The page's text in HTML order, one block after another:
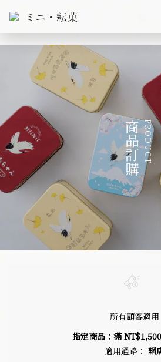
所有顧客適用
指定商品：滿
適用通路： 網